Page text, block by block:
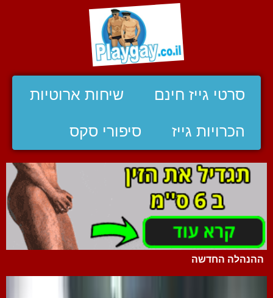
סרטי גייז חינם שיחות ארוטיות
הכרויות גייז סיפורי סקס
ההנהלה החדשה